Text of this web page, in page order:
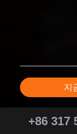
지
+86 317